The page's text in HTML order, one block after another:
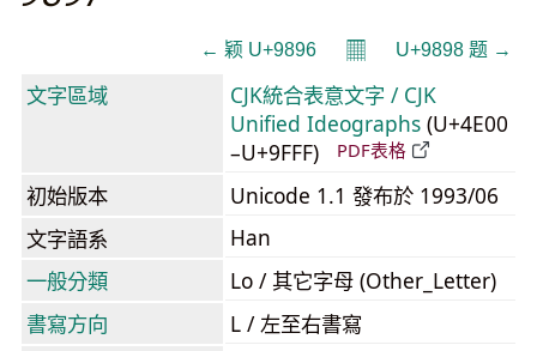
← 颖 U+9896 𝄜 U+9898 题 →
文字區域
CJK統合表意文字 / CJK
Unified Ideographs (U+4E00
–U+9FFF)
PDF表格
初始版本
Unicode 1.1 發布於 1993/06
文字語系
Han
一般分類
Lo / 其它字母 (Other_Letter)
書寫方向
L / 左至右書寫